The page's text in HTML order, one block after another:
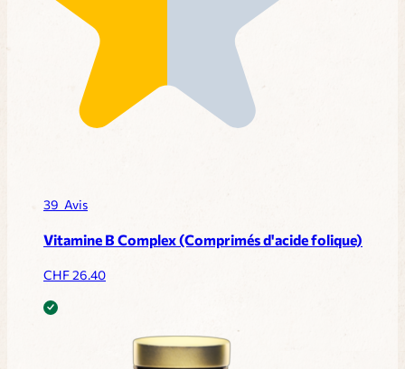
39 Avis
Vitamine B Complex (Comprimés d'acide folique)
CHF26.40